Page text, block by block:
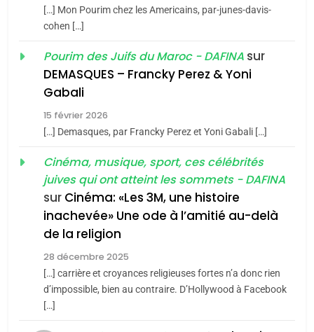
du terroir
Oeil ravageur – Vanessa
De Loya Stauber
«Tu dis génocide, je dis
guerre»: La nouvelle
chanson de Boy George
ISRAÉL JUDAISME
Accords d’Isaac:
[…] Mon Pourim chez les Americains, par-junes-davis-
cohen […]
Pourim des Juifs du Maroc - DAFINA sur
DEMASQUES – Francky Perez & Yoni
Gabali
15 février 2026
[…] Demasques, par Francky Perez et Yoni Gabali […]
Cinéma, musique, sport, ces célébrités
juives qui ont atteint les sommets - DAFINA
sur Cinéma: «Les 3M, une histoire
inachevée» Une ode à l’amitié au-delà
de la religion
28 décembre 2025
[…] carrière et croyances religieuses fortes n’a donc rien
d’impossible, bien au contraire. D’Hollywood à Facebook
[…]
meurtrière selon le rapport
l’antisémitisme
FIÈRE, DIGNE ET RÉSILIENTE :
POURQUOI JE REVENDIQUE
MA JUDAÏTE par Thérèse
Zrihen-Dvir
ISRAÉL
CE QUI NOUS MANQUE –